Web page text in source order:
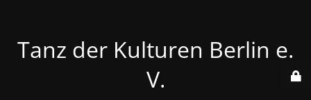
Tanz der Kulturen Berlin e.
V.